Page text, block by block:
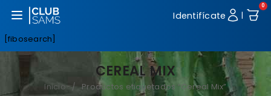
Abrir menú Identifícate |
0
[fibosearch]
CEREAL MIX
Inicio / Productos etiquetados “Cereal Mix”